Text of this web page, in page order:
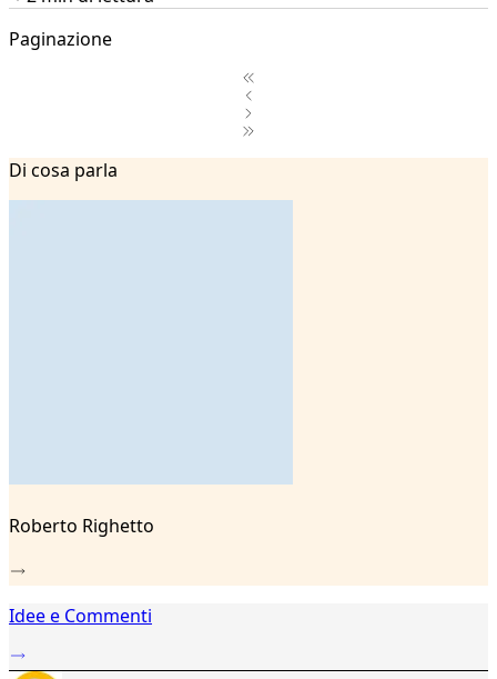
Paginazione
2
3
Di cosa parla
Roberto Righetto
Idee e Commenti